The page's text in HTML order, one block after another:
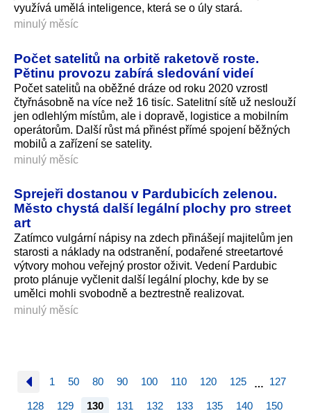
využívá umělá inteligence, která se o úly stará.
minulý měsíc
Počet satelitů na orbitě raketově roste.
Pětinu provozu zabírá sledování videí
Počet satelitů na oběžné dráze od roku 2020 vzrostl
čtyřnásobně na více než 16 tisíc. Satelitní sítě už neslouží
jen odlehlým místům, ale i dopravě, logistice a mobilním
operátorům. Další růst má přinést přímé spojení běžných
mobilů a zařízení se satelity.
minulý měsíc
Sprejeři dostanou v Pardubicích zelenou.
Město chystá další legální plochy pro street
art
Zatímco vulgární nápisy na zdech přinášejí majitelům jen
starosti a náklady na odstranění, podařené streetartové
výtvory mohou veřejný prostor oživit. Vedení Pardubic
proto plánuje vyčlenit další legální plochy, kde by se
umělci mohli svobodně a beztrestně realizovat.
minulý měsíc
1 50 80 90 100 110 120 125 … 127
128 129 130 131 132 133 135 140
150